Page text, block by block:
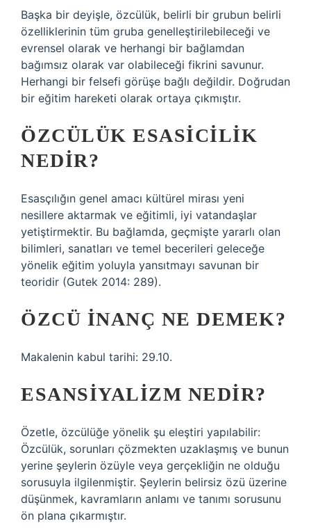
Başka bir deyişle, özcülük, belirli bir grubun belirli
özelliklerinin tüm gruba genelleştirilebileceği ve
evrensel olarak ve herhangi bir bağlamdan
bağımsız olarak var olabileceği fikrini savunur.
Herhangi bir felsefi görüşe bağlı değildir. Doğrudan
bir eğitim hareketi olarak ortaya çıkmıştır.
ÖZCÜLÜK ESASICILIK
NEDIR?
Esasçılığın genel amacı kültürel mirası yeni
nesillere aktarmak ve eğitimli, iyi vatandaşlar
yetiştirmektir. Bu bağlamda, geçmişte yararlı olan
bilimleri, sanatları ve temel becerileri geleceğe
yönelik eğitim yoluyla yansıtmayı savunan bir
teoridir (Gutek 2014: 289).
ÖZCÜ INANÇ NE DEMEK?
Makalenin kabul tarihi: 29.10.
ESANSIYALIZM NEDIR?
Özetle, özcülüğe yönelik şu eleştiri yapılabilir:
Özcülük, sorunları çözmekten uzaklaşmış ve bunun
yerine şeylerin özüyle veya gerçekliğin ne olduğu
sorusuyla ilgilenmiştir. Şeylerin belirsiz özü üzerine
düşünmek, kavramların anlamı ve tanımı sorusunu
ön plana çıkarmıştır.